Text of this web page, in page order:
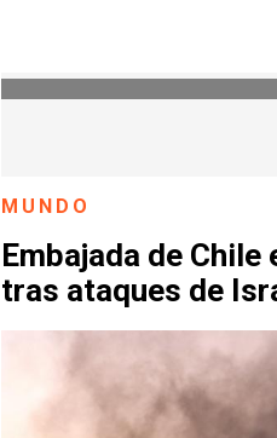
MUNDO
Embajada de
tras ataques de